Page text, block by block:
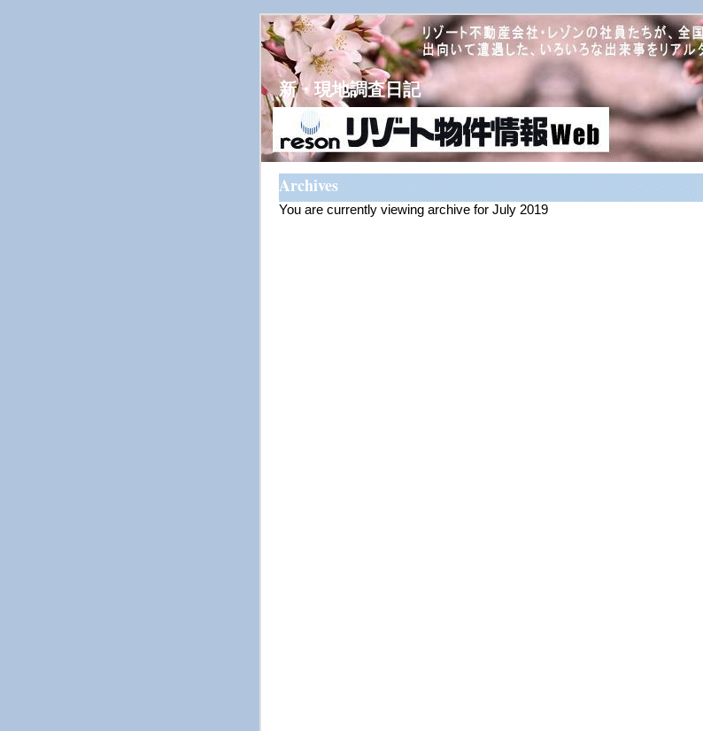
新・現地調査日記
Archives
You are currently viewing archive for July 2019